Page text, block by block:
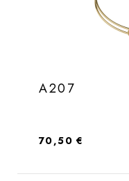
A207
Regulärer Preis:
70,50 €